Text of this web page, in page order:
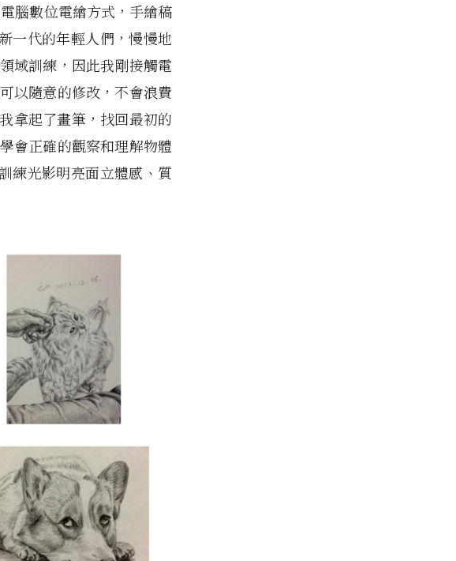
腦數位電繪方式，手繪稿
一代的年輕人們，慢慢地
域訓練，因此我剛接觸電
以隨意的修改，不會浪費
拿起了畫筆，找回最初的
會正確的觀察和理解物體
練光影明亮面立體感、質